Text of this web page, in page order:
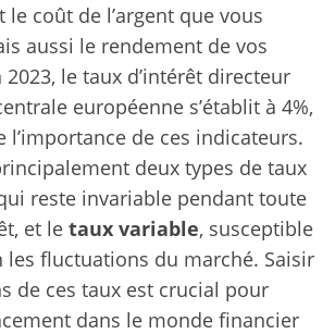
coût de l’argent que vous
aussi le rendement de vos
le taux d’intérêt directeur
européenne s’établit à 4%,
l’importance de ces indicateurs.
deux types de taux
reste invariable pendant toute
et le taux variable, susceptible
les fluctuations du marché. Saisir
de ces taux est crucial pour
dans le monde financier